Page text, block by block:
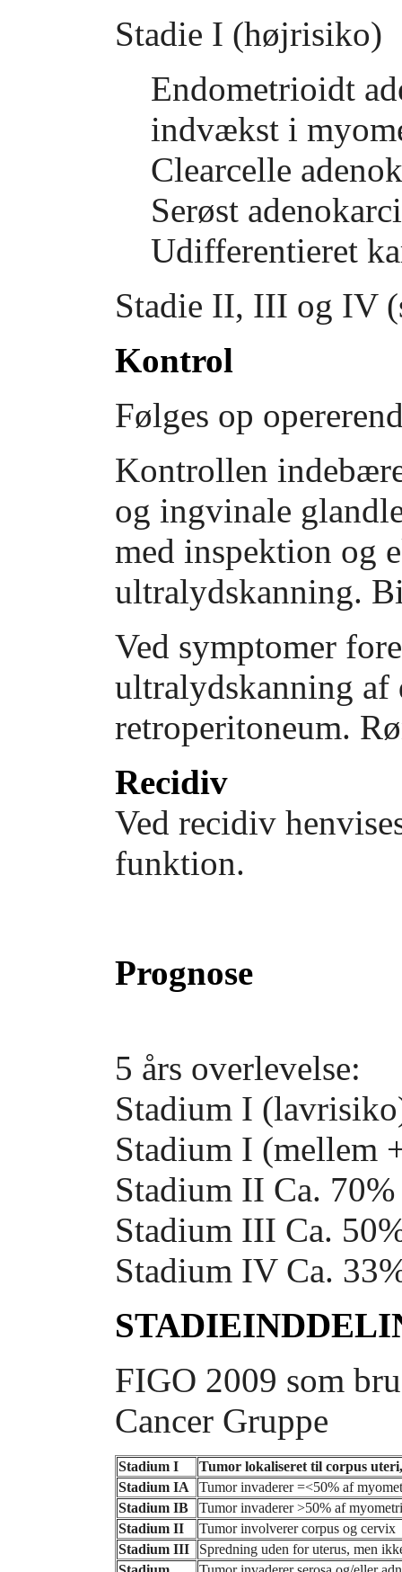
Stadie I (højrisiko)
Endometrioidt
indvækst i
Clearcelle
Serøst
Udifferentieret
Stadie II, III og IV
Kontrol
Følges op
Kontrollen
og ingvinale
med inspektion og
ultralydskanning.
Ved symptomer
ultralydskanning
retroperitoneum.
Recidiv
Ved recidiv
funktion.
Prognose
5 års overlevelse:
Stadium I
Stadium I (mellem
Stadium II Ca. 70%
Stadium III Ca.
Stadium IV Ca.
FIGO 2009 som
Cancer Gruppe
Stadium I
Tumor lokaliseret til corpus
Stadium IA
Tumor invaderer =<50% af
Stadium IB
Tumor invaderer >50% af
Stadium II
Tumor involverer corpus og cervix
Stadium III
Spredning uden for uterus, men